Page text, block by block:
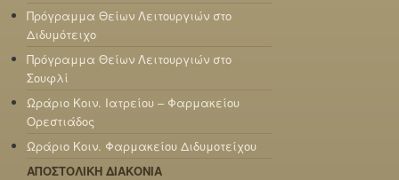
Πρόγραμμα Θείων Λειτουργιών στο
Διδυμότειχο
Πρόγραμμα Θείων Λειτουργιών στο
Σουφλί
Ωράριο Κοιν. Ιατρείου – Φαρμακείου
Ορεστιάδος
Ωράριο Κοιν. Φαρμακείου Διδυμοτείχου
ΑΠΟΣΤΟΛΙΚΗ ΔΙΑΚΟΝΙΑ